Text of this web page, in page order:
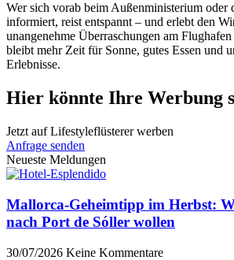
Wer sich vorab beim Außenministerium oder
informiert, reist entspannt – und erlebt den
unangenehme Überraschungen am
bleibt mehr Zeit für Sonne, gutes Essen und
Erlebnisse.
Hier könnte Ihre Werbung
Jetzt auf Lifestyleflüsterer werben
Anfrage senden
Neueste Meldungen
Mallorca-Geheimtipp im Herbst:
nach Port de Sóller wollen
30/07/2026 Keine Kommentare